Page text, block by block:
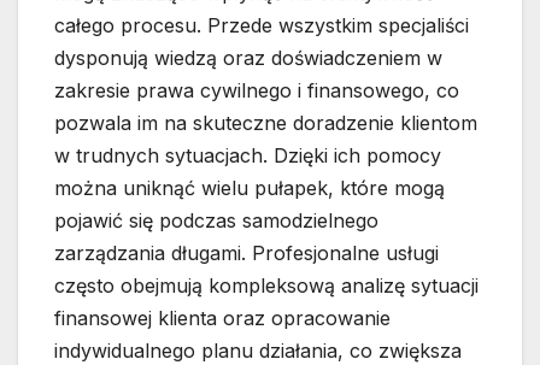
całego procesu. Przede wszystkim specjaliści
dysponują wiedzą oraz doświadczeniem w
zakresie prawa cywilnego i finansowego, co
pozwala im na skuteczne doradzenie klientom
w trudnych sytuacjach. Dzięki ich pomocy
można uniknąć wielu pułapek, które mogą
pojawić się podczas samodzielnego
zarządzania długami. Profesjonalne usługi
często obejmują kompleksową analizę sytuacji
finansowej klienta oraz opracowanie
indywidualnego planu działania, co zwiększa